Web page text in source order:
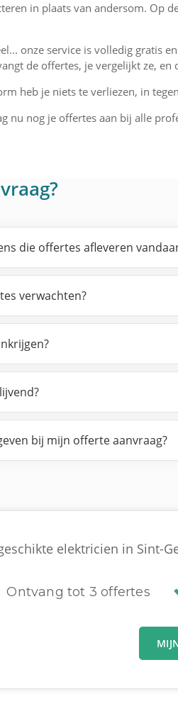
in plaats van andersom.
onze service is volledig gratis
de offertes, je vergelijkt ze,
heb je niets te verliezen, in
nu nog je offertes aan bij alle
die offertes afleveren
verwachten?
bij mijn offerte aanvraag?
elektricien in Sint-
Ontvang tot 3 offertes